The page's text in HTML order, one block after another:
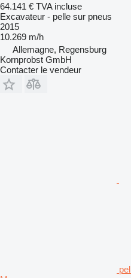
64.141 € TVA incluse
Excavateur - pelle sur pneus
2015
10.269 m/h
Allemagne, Regensburg
Kornprobst GmbH
Contacter le vendeur